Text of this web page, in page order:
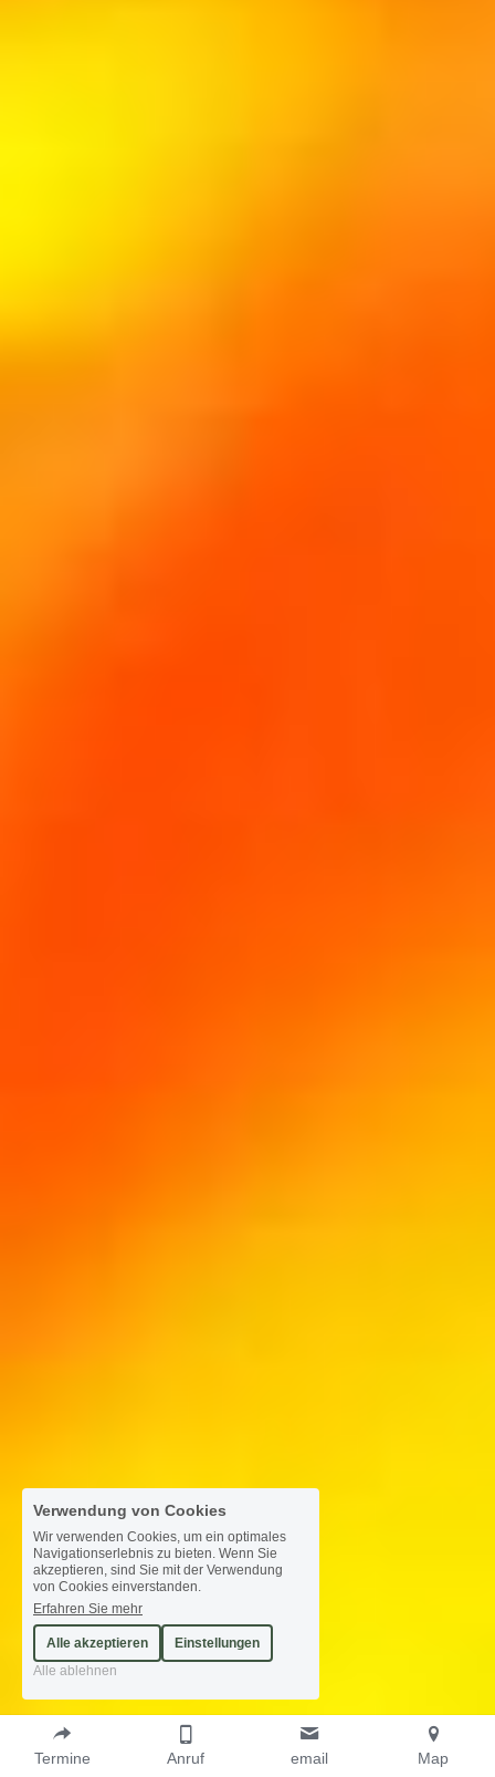
Termine Anruf email Map
Verwendung von Cookies
Wir verwenden Cookies, um ein optimales
Navigationserlebnis zu bieten. Wenn Sie
akzeptieren, sind Sie mit der Verwendung
von Cookies einverstanden.
Erfahren Sie mehr
Alle akzeptieren
Einstellungen
Alle ablehnen